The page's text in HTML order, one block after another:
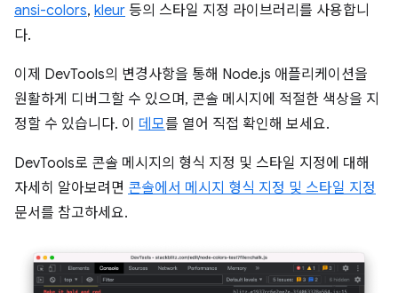
ansi-colors, kleur 등의 스타일 지정 라이브러리를 사용합니
다.
이제 DevTools의 변경사항을 통해 Node.js 애플리케이션을
원활하게 디버그할 수 있으며, 콘솔 메시지에 적절한 색상을 지
정할 수 있습니다. 이 데모를 열어 직접 확인해 보세요.
DevTools로 콘솔 메시지의 형식 지정 및 스타일 지정에 대해
자세히 알아보려면 콘솔에서 메시지 형식 지정 및 스타일 지정
문서를 참고하세요.